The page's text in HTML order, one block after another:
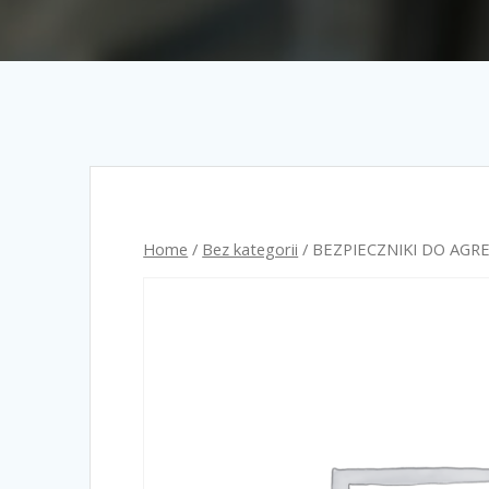
Home / Bez kategorii / BEZPIECZNIKI DO